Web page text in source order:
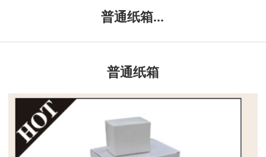
普通纸箱...
普通纸箱